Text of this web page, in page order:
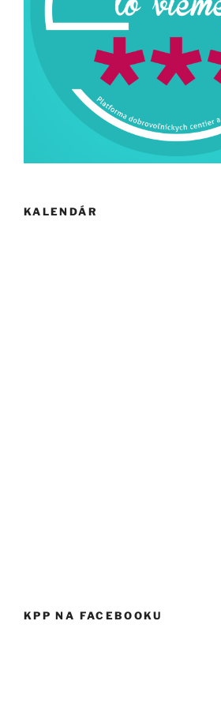
KALENDÁR
KPP NA FACEBOOKU